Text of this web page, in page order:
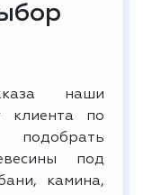
наши
клиента по
под
камина,